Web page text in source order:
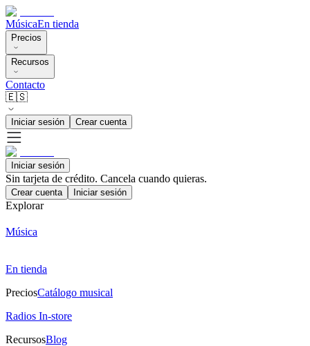
MúsicaEn tienda
Precios
Recursos
Contacto
🇪🇸
Iniciar sesión Crear cuenta
Iniciar sesión
Sin tarjeta de crédito. Cancela cuando quieras.
Crear cuenta Iniciar sesión
Explorar
Música
En tienda
PreciosCatálogo musical
Radios In-store
RecursosBlog